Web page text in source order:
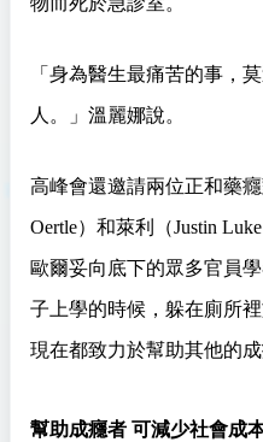
「身為醫生最痛苦的事，
人。」溫麗娜說。
高峰會還邀請兩位正和藥
Oertle）和萊利（Justin
歐爾妥向底下的眾多官員
子上學的時候，躲在廁所
現在都致力於幫助其他的
幫助成癮者 可減少社會成